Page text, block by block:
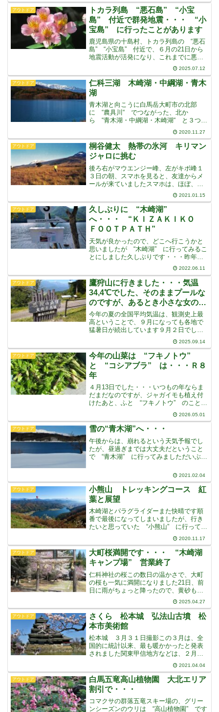
その日は晴れて、北アルプスが見えてい
ました・・・北アル
アウトドア
トカラ列島 “悪石島” “小宝
島” 付近で群発地震・・・ “小
宝島” に行ったことがあります
鹿児島県の十島村、トカラ列島の “悪石
島” “小宝島” 付近で、６月の21日から
地震活動が活発になり、これまでに悪石
島で最大震度６弱の揺れを観測したほ
か、この付近で震度５前後の地震が続い
ており、震度1以上の揺れを観測する地震
の回数が、現在ま
2025.07.12
アウトドア
仁科三湖 木崎湖・中綱湖・青木
湖
青木湖と向こうに白馬岳大町市の北部
に “農具川“ でつながった、北か
ら “青木湖・中綱湖・木崎湖“ と３つの
湖が並んでありますこの付近は、北アル
プスと東山に挟まれて、狭く谷になって
いる地形で “大糸線” や “国道１４８
号線” も、狭い中を
2020.11.27
アウトドア
桐谷健太 熱帯の氷河 キリマン
ジャロに挑む
後ろ右がマウエンジー峰、左がキボ峰１
３日の朝、スマホを見ると、友達からメ
ールが来ていましたスマホは、ほぼ、ほ
ったらかしで、その辺に置きっぱなしな
ので、いつもこんな状態です前の日、１
２日の夕方の着信でしたメールの内容
は “いま、ＮＨＫＢＳプレ
2021.01.15
アウトドア
久しぶりに “木崎湖”
へ・・・ “ＫＩＺＡＫＩＫＯ
ＦＯＯＴＰＡＴＨ”
天気が良かったので、どこへ行こうかと
思いましたが “木崎湖” に行ってみるこ
とにしました久しぶりです・・・昨年の
秋に、何度か行ったとは思いますが、そ
れ以来、今年は初めてです“鷹狩山” に
は、いくら雪があってもいいのです
が “木崎湖” は、雪
2022.06.11
アウトドア
鷹狩山に行きました・・・気温
34,4℃でした、そのままプールな
のですが、あるとき小さな女の子
が・・・
今年の夏の全国平均気温は、観測史上最
高ということで、９月になっても各地で
猛暑日が続出しています９月２日でし
た・・・ “プールかな・・・” と思って
いたのですが、足が “歩いてもいい
よ・・・” と言っています“ええっ急
に・・・この暑さの中を・
2025.09.14
アウトドア
今年の山菜は “フキノトウ”
と “コシアブラ” は・・・Ｒ８
年
４月13日でした・・・いつもの年ならま
だまだなのですが、ジャガイモも植え付
けたあと、ふと “フキノトウ” のことが
頭に浮かびましたずいぶん前、木崎湖を
歩いたときにいくらか採ってきました
が、いつも採りに行く大谷原はまだまだ
だと思っていました・
2026.05.01
アウトドア 雪の“青木湖”へ・・・
午後からは、崩れるという天気予報でし
たが、昼過ぎまでは大丈夫だということ
で “青木湖” に行ってみましただいぶ前
ロシ” が “木崎湖” で、キャンプをす
て、つい何日
2021.02.04
アウトドア
小熊山 トレッキングコース 紅
葉と展望
木崎湖とパラグライダーまた快晴です順
番で最後になってしまいましたが、行き
たいと思っていた “小熊山” に行ってき
ました近くです・・・家からもよく見え
ます“大谷原“ や “鹿島槍スキー場“
は、何度も行っていますが、この林道
は、ずいぶん前に、
2020.11.17
アウトドア
大町桜満開です・・・ “木崎湖
キャンプ場” 営業終了
仁科神社の桜この数日の温かさで、大町
の桜も一気に満開になりました21日、前
日に雨がちょっと降ったので、黄砂も落
ちて北アルプスもくっきり見えていまし
た久しぶりに歩いてみることにしまし
た・・・木崎湖に行くことにしました１
月11日、雪の上を歩いて
2025.04.27
アウトドア
さくら 松本城 弘法山古墳 松
本市美術館
松本城 ３月３１日撮影この３月は、全
国的に統計以来、最も暖かかったと発表
されました関東甲信地方などは、２月も
史上最高だったそうですそのため “さく
ら” も観測史上最も早い開花となり、２
週間も早く咲き始めました松本でもだい
ぶ咲いていて、週末は
2021.04.04
アウトドア
白馬五竜高山植物園 大北エリア
割引で・・・
コマクサの群落五竜スキー場の、グリー
ンシーズンのウリは “高山植物園” です